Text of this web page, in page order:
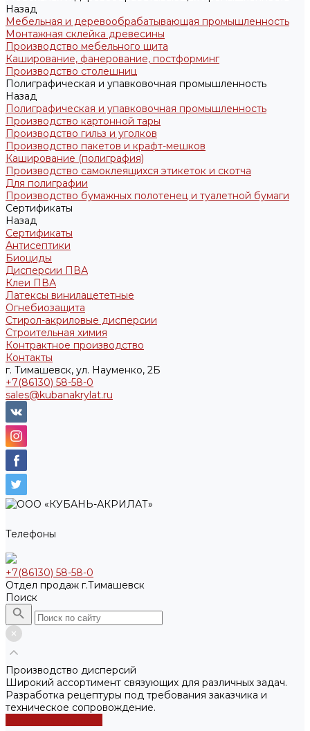
Назад
Мебельная и деревообрабатывающая промышленность
Монтажная склейка древесины
Производство мебельного щита
Каширование, фанерование, постформинг
Производство столешниц
Полиграфическая и упавковочная промышленность
Назад
Полиграфическая и упавковочная промышленность
Производство картонной тары
Производство гильз и уголков
Производство пакетов и крафт-мешков
Каширование (полиграфия)
Производство самоклеящихся этикеток и скотча
Для полиграфии
Производство бумажных полотенец и туалетной бумаги
Сертификаты
Назад
Сертификаты
Антисептики
Биоциды
Дисперсии ПВА
Клеи ПВА
Латексы винилацететные
Огнебиозащита
Стирол-акриловые дисперсии
Строительная химия
Контрактное производство
Контакты
г. Тимашевск, ул. Науменко, 2Б
+7(86130) 58-58-0
sales@kubanakrylat.ru
Телефоны
+7(86130) 58-58-0
Отдел продаж г.Тимашевск
Поиск
Производство дисперсий
Широкий ассортимент связующих для различных задач.
Разработка рецептуры под требования заказчика и
техническое сопровождение.